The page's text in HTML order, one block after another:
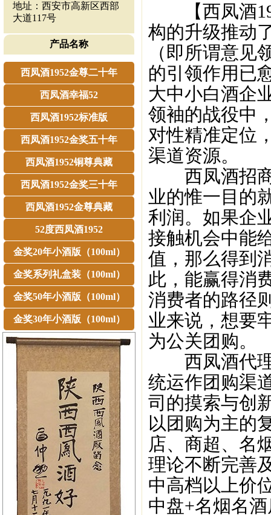
地址：西安市高新区西部
大道117号
产品名称
西凤酒1952金尊二十年
西凤酒幸福52
西凤酒1952标准版
西凤酒1952金奖五十年
西凤酒1952铜尊典藏
西凤酒1952金奖三十年
西凤酒1952金尊典藏
52度西凤酒1952
金奖20年小酒版（100ml）
金奖系列礼盒装（100ml）
金奖50年小酒版（100ml）
金奖30年小酒版（100ml）
【西凤酒
构的升级推动
（即所谓意见
的引领作用已
大中小白酒企
领袖的战役中
对性精准定位
渠道资源。
西凤酒招商
业的惟一目的
利润。如果企
接触机会中能
值，那么得到
此，能赢得消
消费者的路径
业来说，想要
为公关团购。
西凤酒代理
统运作团购渠
司的摸索与创
以团购为主的
店、商超、名
理论不断完善
中高档以上价
中盘+名烟名